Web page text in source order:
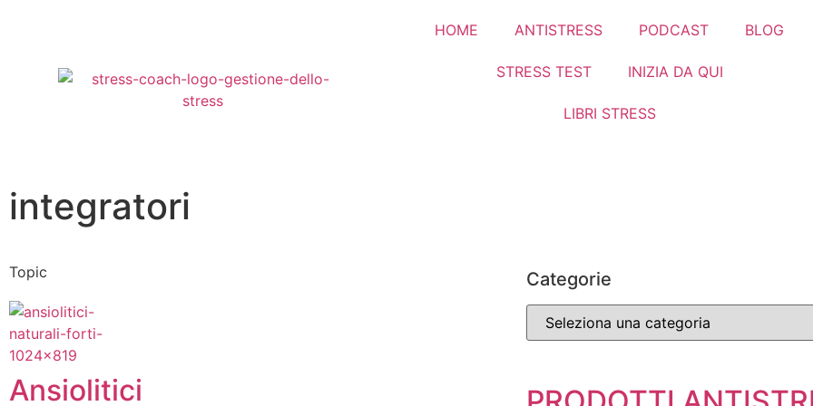
HOME ANTISTRESS PODCAST BLOG
STRESS TEST INIZIA DA QUI
LIBRI STRESS
integratori
Topic
Ansiolitici
Categorie